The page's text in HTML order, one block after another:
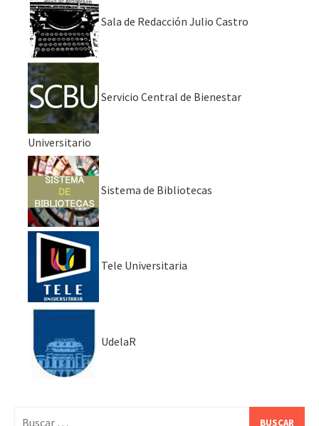
Sala de Redacción Julio Castro
Servicio Central de Bienestar
Universitario
Sistema de Bibliotecas
Tele Universitaria
UdelaR